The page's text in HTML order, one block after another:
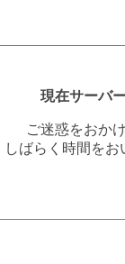
現在サーバ
ご迷惑をおか
しばらく時間を